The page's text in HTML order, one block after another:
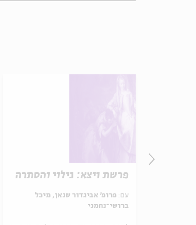
פרשת ויצא: גילוי והסתרה
עם: פרופ' אביגדור שנאן, מיכל
ברושי־נחמני